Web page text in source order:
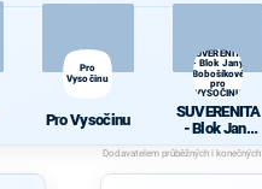
Pro
Vysočinu
Pro Vysočinu
SUVERENITA
- Blok Jany
Bobošíkové
pro
VYSOČINU
SUVERENITA
- Blok Jany
Bobošíkové
pro
VYSOČINU